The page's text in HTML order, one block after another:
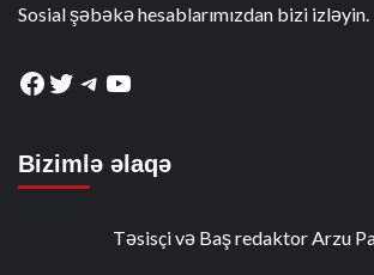
Sosial şəbəkə hesablarımızdan bizi izləyin.
Facebook
Twitter
Telegram
YouTube
Bizimlə əlaqə
Təsisçi və Baş redaktor Arzu